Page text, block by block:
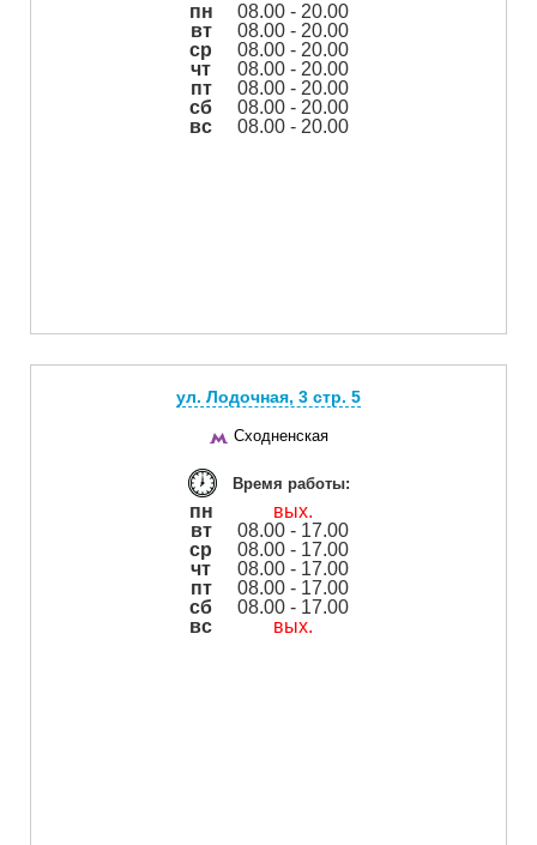
пн
08.00 - 20.00
вт
08.00 - 20.00
ср
08.00 - 20.00
чт
08.00 - 20.00
пт
08.00 - 20.00
сб
08.00 - 20.00
вс
08.00 - 20.00
ул. Лодочная, 3 cтр. 5
Сходненская
Время работы:
пн
вых.
вт
08.00 - 17.00
ср
08.00 - 17.00
чт
08.00 - 17.00
пт
08.00 - 17.00
сб
08.00 - 17.00
вс
вых.